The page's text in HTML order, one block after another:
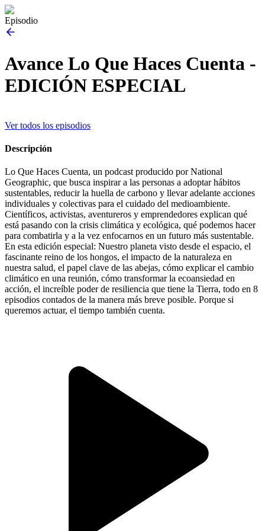
Episodio
Avance Lo Que Haces Cuenta -
EDICIÓN ESPECIAL
Ver todos los episodios
Descripción
Lo Que Haces Cuenta, un podcast producido por National
Geographic, que busca inspirar a las personas a adoptar hábitos
sustentables, reducir la huella de carbono y llevar adelante acciones
individuales y colectivas para el cuidado del medioambiente.
Científicos, activistas, aventureros y emprendedores explican qué
está pasando con la crisis climática y ecológica, qué podemos hacer
para combatirla y a la vez enfocarnos en un futuro más sustentable.
En esta edición especial: Nuestro planeta visto desde el espacio, el
fascinante reino de los hongos, el impacto de la naturaleza en
nuestra salud, el papel clave de las abejas, cómo explicar el cambio
climático en una reunión, cómo transformar la ecoansiedad en
acción, el increíble poder de resiliencia que tiene la Tierra, todo en 8
episodios contados de la manera más breve posible. Porque si
queremos actuar, el tiempo también cuenta.